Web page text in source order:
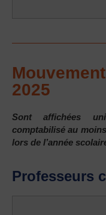
2025
Sont affichées
comptabilisé au
lors de l’année
Professeurs